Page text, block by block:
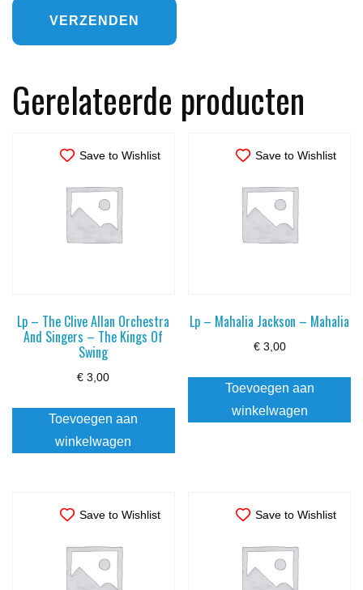
Gerelateerde producten
Save to Wishlist
Lp – The Clive Allan Orchestra
And Singers – The Kings Of
Swing
€ 3,00
Toevoegen aan
winkelwagen
Save to Wishlist
Lp – Mahalia Jackson – Mahalia
€3,00
Toevoegen aan
winkelwagen
Save to Wishlist Save to Wishlist